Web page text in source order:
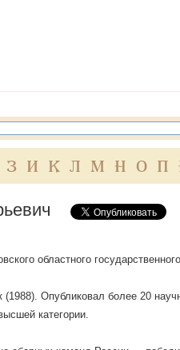
З И К Л М Н О П
областного
(1988). Опубликовал более 20
категории.